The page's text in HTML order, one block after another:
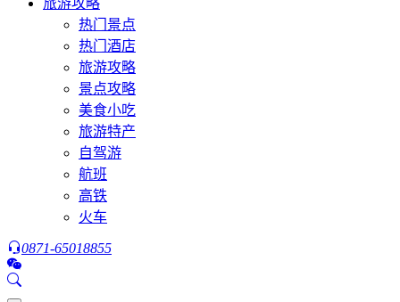
热门景点
热门酒店
旅游攻略
景点攻略
美食小吃
旅游特产
自驾游
航班
高铁
火车
0871-65018855